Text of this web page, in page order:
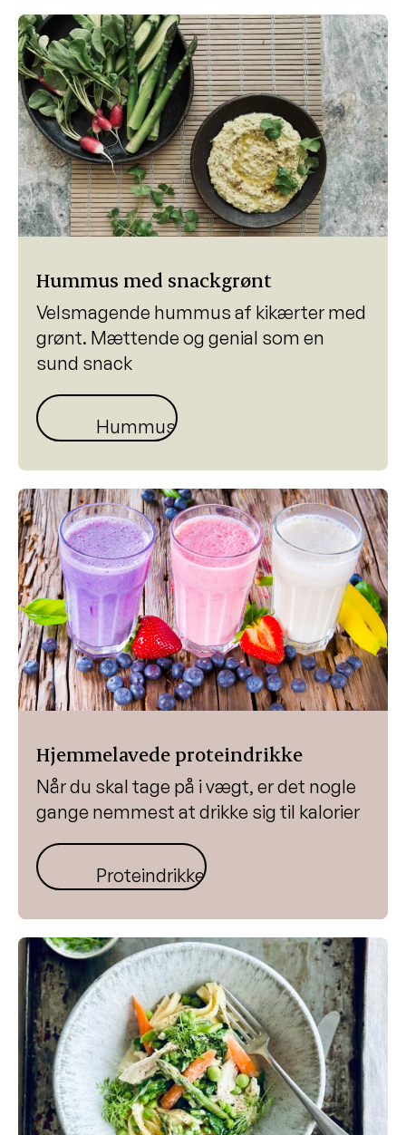
Hummus med snackgrønt
Velsmagende hummus af kikærter med
grønt. Mættende og genial som en
sund snack
Hummus
Hjemmelavede proteindrikke
Når du skal tage på i vægt, er det nogle
gange nemmest at drikke sig til kalorier
Proteindrikke